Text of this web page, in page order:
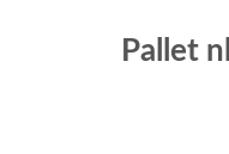
Pallet